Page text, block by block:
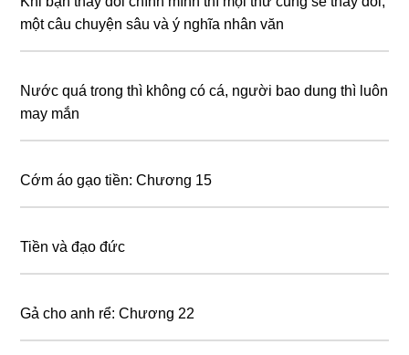
một câu chuyện sâu và ý nghĩa nhân văn
Nước quá tɾong thì không có cá, người bao dung thì luôn
may mắn
Cớm áo gạo tiền: Chương 15
Tiền và đạo đức
Gả cho anh rể: Chương 22